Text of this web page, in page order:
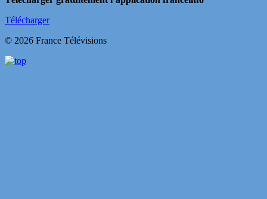
Télécharger
© 2026 France Télévisions